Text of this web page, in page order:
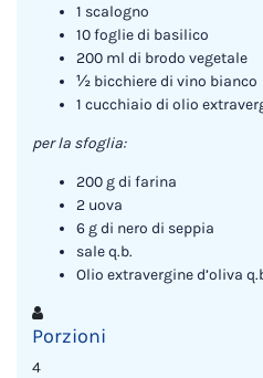
1 scalogno
10 foglie di basilico
200 ml di brodo vegetale
½ bicchiere di vino bianco
1 cucchiaio di olio
per la sfoglia:
200 g di farina
2 uova
6 g di nero di seppia
sale q.b.
Olio extravergine d’oliva
Porzioni
4